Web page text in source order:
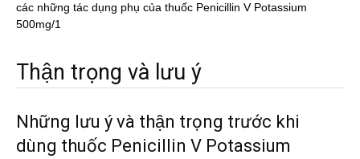
các những tác dụng phụ của thuốc Penicillin V Potassium
500mg/1
Thận trọng và lưu ý
Những lưu ý và thận trọng trước khi
dùng thuốc Penicillin V Potassium